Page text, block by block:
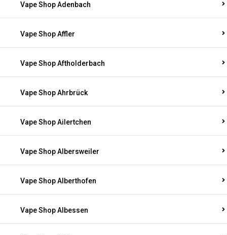
Vape Shop Adenbach
Vape Shop Affler
Vape Shop Aftholderbach
Vape Shop Ahrbrück
Vape Shop Ailertchen
Vape Shop Albersweiler
Vape Shop Alberthofen
Vape Shop Albessen